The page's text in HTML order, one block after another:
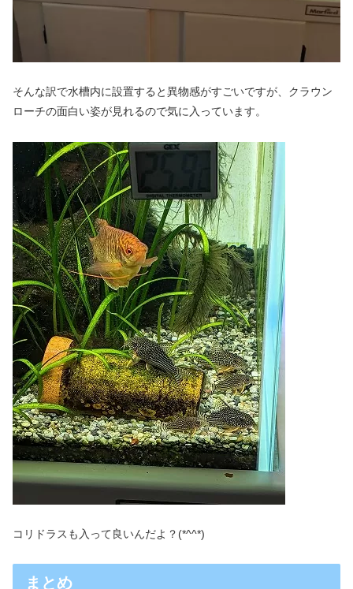
そんな訳で水槽内に設置すると異物感がすごいですが、クラウン
ローチの面白い姿が見れるので気に入っています。
コリドラスも入って良いんだよ？(*^^*)
まとめ